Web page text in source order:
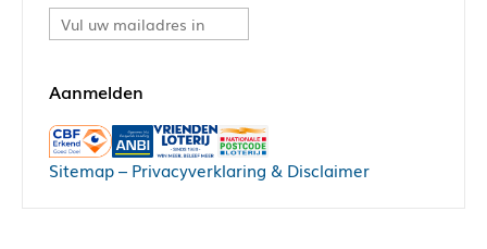
Sitemap– Privacyverklaring & Disclaimer